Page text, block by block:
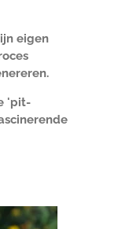
eigen
'pit-